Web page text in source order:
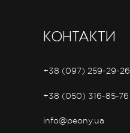
КОНТАКТИ
+38 (097) 259-29-26
+38 (050) 316-85-76
info@peony.ua